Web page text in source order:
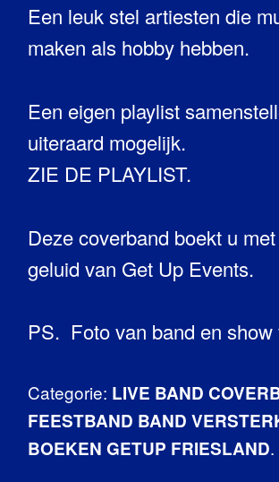
Een leuk stel artiesten die
maken als hobby hebben.
Een eigen playlist
uiteraard mogelijk.
ZIE DE PLAYLIST.
Deze coverband boekt u
geluid van Get Up Events.
PS. Foto van band en show
Categorie: LIVE BAND
FEESTBAND BAND
BOEKEN GETUP FRIESLAND.